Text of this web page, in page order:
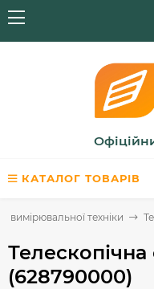
КАТАЛОГ ТОВАРІВ
вимірювальної техніки
Телескопічна
(628790000)